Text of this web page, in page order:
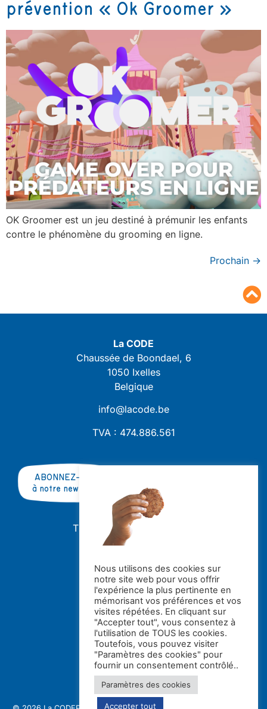
prévention « Ok Groomer »
OK Groomer est un jeu destiné à prémunir les enfants
contre le phénomène du grooming en ligne.
Prochain →
La CODE
Chaussée de Boondael, 6
1050 Ixelles
Belgique
info@lacode.be
TVA : 474.886.561
ABONNEZ-VOUS
à notre newsletter
TRAVAILLER AVEC NOUS ?
STAGES
Avec le soutien de la
Nous utilisons des cookies sur
notre site web pour vous offrir
l'expérience la plus pertinente en
mémorisant vos préférences et vos
visites répétées. En cliquant sur
"Accepter tout", vous consentez à
l'utilisation de TOUS les cookies.
Toutefois, vous pouvez visiter
"Paramètres des cookies" pour
fournir un consentement contrôlé..
Paramètres des cookies
Accepter tout